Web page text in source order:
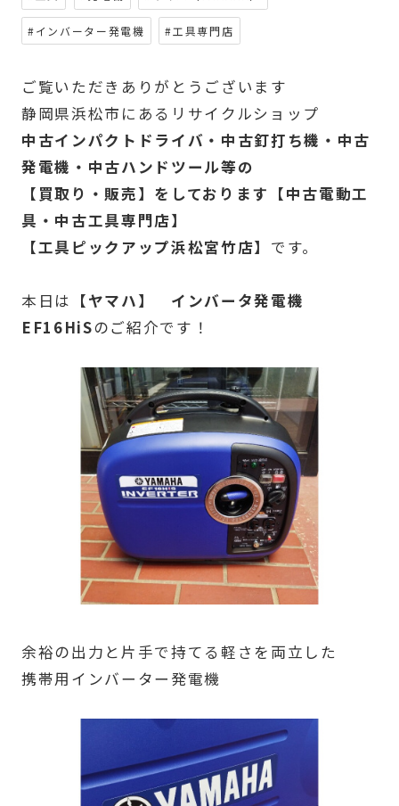
#インバーター発電機 #工具専門店
ご覧いただきありがとうございます
静岡県浜松市にあるリサイクルショップ
中古インパクトドライバ・中古釘打ち機・中古
発電機・中古ハンドツール等の
【買取り・販売】をしております【中古電動工
具・中古工具専門店】
【工具ピックアップ浜松宮竹店】 です。
本日は 【ヤマハ】 インバータ発電機
EF16HiSのご紹介です！
余裕の出力と片手で持てる軽さを両立した
携帯用インバーター発電機